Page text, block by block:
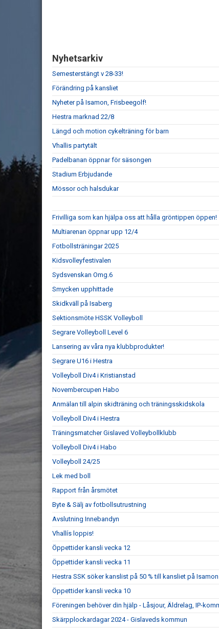
Nyhetsarkiv
Semesterstängt v 28-33!
Förändring på kansliet
Nyheter på Isamon, Frisbeegolf!
Hestra marknad 22/8
Längd och motion cykelträning för barn
Vhallis partytält
Padelbanan öppnar för säsongen
Stadium Erbjudande
Mössor och halsdukar
Frivilliga som kan hjälpa oss att hålla gröntippen öppen!
Multiarenan öppnar upp 12/4
Fotbollsträningar 2025
Kidsvolleyfestivalen
Sydsvenskan Omg.6
Smycken upphittade
Skidkväll på Isaberg
Sektionsmöte HSSK Volleyboll
Segrare Volleyboll Level 6
Lansering av våra nya klubbprodukter!
Segrare U16 i Hestra
Volleyboll Div4 i Kristianstad
Novembercupen Habo
Anmälan till alpin skidträning och träningsskidskola
Volleyboll Div4 i Hestra
Träningsmatcher Gislaved Volleybollklubb
Volleyboll Div4 i Habo
Volleyboll 24/25
Lek med boll
Rapport från årsmötet
Byte & Sälj av fotbollsutrustning
Avslutning Innebandyn
Vhallís loppis!
Öppettider kansli vecka 12
Öppettider kansli vecka 11
Hestra SSK söker kanslist på 50 % till kansliet på Isamon
Öppettider kansli vecka 10
Föreningen behöver din hjälp - Låsjour, Äldrelag, IP-
Skärpplockardagar 2024 - Gislaveds kommun